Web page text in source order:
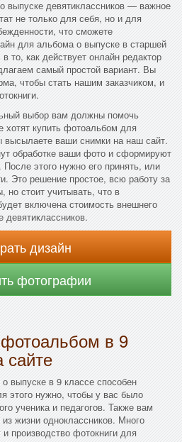
выпуске девятиклассников — важное
не только для себя, но и для
что сможете
для альбома о выпуске в старшей
то, как действует онлайн редактор
самый простой вариант. Вы
чтобы стать нашим заказчиком, и
выбор вам должны помочь
хотят купить фотоальбом для
высылаете ваши снимки на наш сайт.
обработке ваши фото и сформируют
этого нужно его принять, или
Это решение простое, всю работу за
стоит учитывать, что в
включена стоимость внешнего
дизайн
фотографии
в 9
сайте
выпуске в 9 классе способен
этого нужно, чтобы у вас было
ученика и педагогов. Также вам
жизни одноклассников. Много
производство фотокниги для